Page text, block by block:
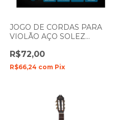
JOGO DE CORDAS PARA
VIOLÃO AÇO SOLEZ
0.12- 0.54
R$72,00
R$66,24 com Pix